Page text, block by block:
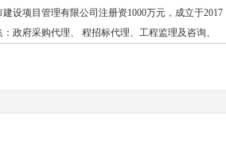
建设项目管理有限公司注册资1000万元，成立于2017
政府采购代理、 程招标代理、工程监理及咨询、
专业性服务机构。